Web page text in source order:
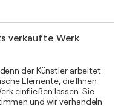
verkaufte Werk
der Künstler arbeitet
Elemente, die Ihnen
einfließen lassen. Sie
und wir verhandeln